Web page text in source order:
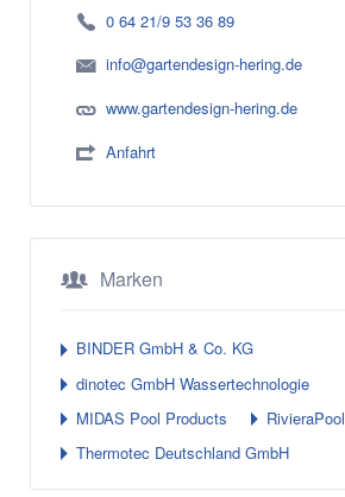
0 64 21/9 53 36 89
info@gartendesign-hering.de
www.gartendesign-hering.de
Anfahrt
Marken
BINDER GmbH & Co. KG
dinotec GmbH Wassertechnologie
MIDAS Pool Products
RivieraPool
Thermotec Deutschland GmbH